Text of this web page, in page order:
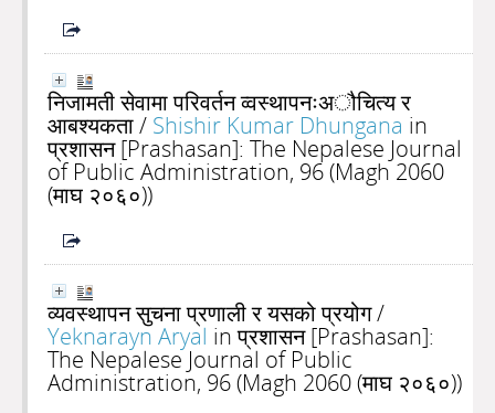
निजामती सेवामा परिवर्तन व्वस्थापनःअौचित्य र
आबश्यकता/ Shishir Kumar Dhungana in
प्रशासन [Prashasan]: The Nepalese Journal
of Public Administration, 96 (Magh 2060
(माघ २०६०))
व्यवस्थापन सुचना प्रणाली र यसको प्रयोग/
Yeknarayn Aryal in प्रशासन [Prashasan]:
The Nepalese Journal of Public
Administration, 96 (Magh 2060 (माघ २०६०))